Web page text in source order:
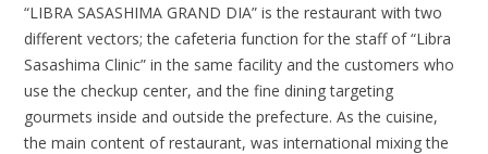
“LIBRA SASASHIMA GRAND DIA” is the restaurant with two
different vectors; the cafeteria function for the staff of “Libra
Sasashima Clinic” in the same facility and the customers who
use the checkup center, and the fine dining targeting
gourmets inside and outside the prefecture. As the cuisine,
the main content of restaurant, was international mixing the